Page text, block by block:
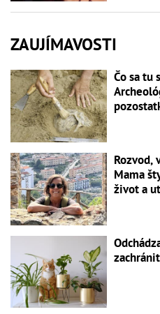
ZAUJÍMAVOSTI
Čo sa tu
Rozvod,
Mama
život a